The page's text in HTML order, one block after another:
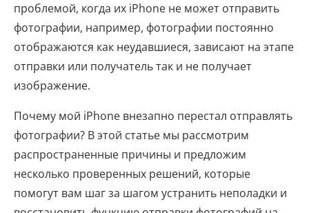
проблемой, когда их iPhone не может отправить
фотографии, например, фотографии постоянно
отображаются как неудавшиеся, зависают на этапе
отправки или получатель так и не получает
изображение.
Почему мой iPhone внезапно перестал отправлять
фотографии? В этой статье мы рассмотрим
распространенные причины и предложим
несколько проверенных решений, которые
помогут вам шаг за шагом устранить неполадки и